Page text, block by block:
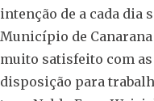
intenção de a cada dia
Município de
muito satisfeito com as
disposição para